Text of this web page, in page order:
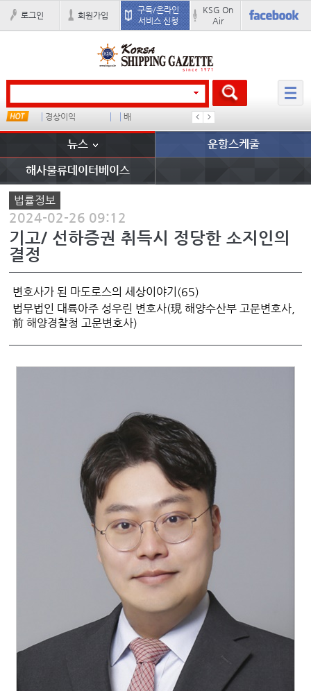
로그인 회원가입
구독/온라인
서비스 신청
KSG On
Air
경상이익 배 부산신항
뉴스 운항스케줄
해사물류데이터베이스
법률정보
2024-02-26 09:12
기고/ 선하증권 취득시 정당한 소지인의
결정
변호사가 된 마도로스의 세상이야기(65)
법무법인 대륙아주 성우린 변호사(現 해양수산부 고문변호사,
前 해양경찰청 고문변호사)